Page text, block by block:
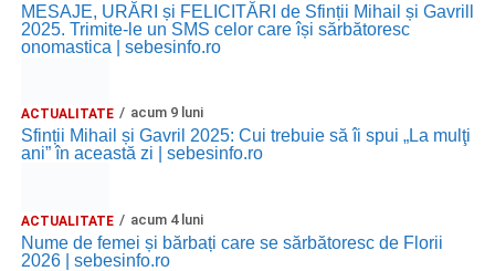
MESAJE, URĂRI și FELICITĂRI de Sfinții Mihail și Gavrill
2025. Trimite-le un SMS celor care își sărbătoresc
onomastica | sebesinfo.ro
ACTUALITATE acum 9 luni
Sfinții Mihail și Gavril 2025: Cui trebuie să îi spui „La mulţi
ani” în această zi | sebesinfo.ro
ACTUALITATE acum 4 luni
Nume de femei și bărbați care se sărbătoresc de Florii
2026 | sebesinfo.ro